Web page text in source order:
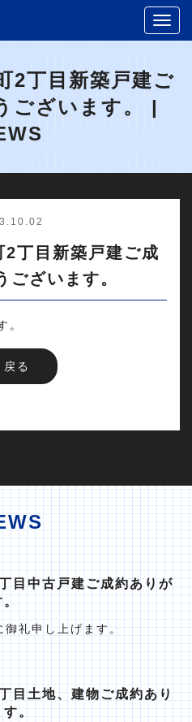
2丁目新築戸建ご
ございます。 |
丁目新築戸建ご成
ございます。
。
戻る
目中古戸建ご成約ありが
礼申し上げます。
目土地、建物ご成約あり
。